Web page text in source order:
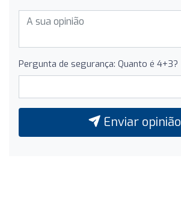
Pergunta de segurança: Quanto é 4+3?
Enviar opinião